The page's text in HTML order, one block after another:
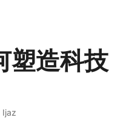
塑造科技
Ijaz